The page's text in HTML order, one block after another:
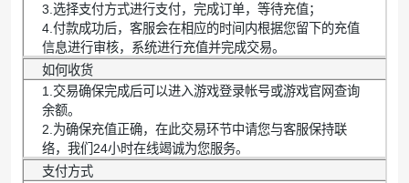
3.选择支付方式进行支付，完成订单，等待充值；
4.付款成功后，客服会在相应的时间内根据您留下的充值
信息进行审核，系统进行充值并完成交易。
如何收货
1.交易确保完成后可以进入游戏登录帐号或游戏官网查询
余额。
2.为确保充值正确，在此交易环节中请您与客服保持联
络，我们24小时在线竭诚为您服务。
支付方式